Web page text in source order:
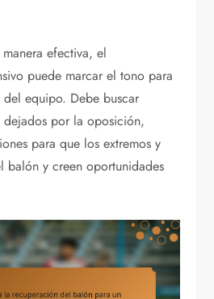
efectiva, el
puede marcar el tono para
del equipo. Debe buscar
dejados por la oposición,
para que los extremos y
balón y creen oportunidades